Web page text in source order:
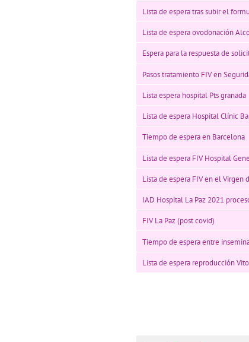
Lista de espera tras subir el
Lista de espera ovodonación
Espera para la respuesta de
Pasos tratamiento FIV en
Lista espera hospital Pts granada
Lista de espera Hospital Clínic
Tiempo de espera en Barcelona
Lista de espera FIV Hospital
Lista de espera FIV en el Virgen
IAD Hospital La Paz 2021
FIV La Paz (post covid)
Tiempo de espera entre
Lista de espera reproducción